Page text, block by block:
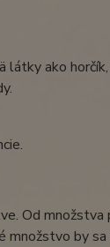
ako
Od
by